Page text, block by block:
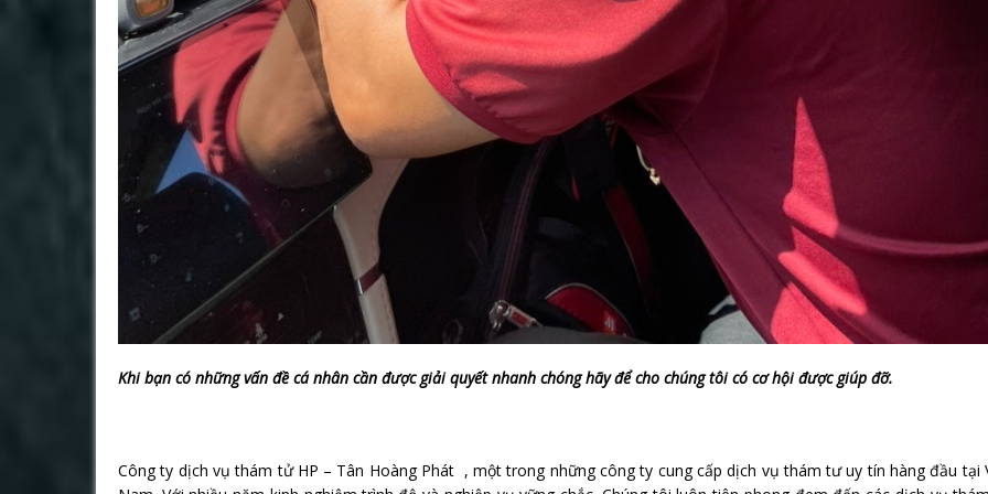
Khi bạn có những vấn đề cá nhân cần được giải quyết nhanh chóng hãy để cho chúng tôi có cơ hội được giúp đỡ.
Công ty dịch vụ thám tử HP – Tân Hoàng Phát , một trong những công ty cung cấp dịch vụ thám tư uy tín hàng đầu tại